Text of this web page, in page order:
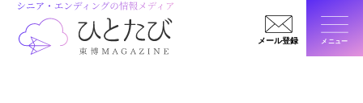
メール登録 メニュー